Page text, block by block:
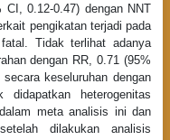
0.12-0.47) dengan NNT
pengikatan terjadi pada
Tidak terlihat adanya
dengan RR, 0.71 (95%
keseluruhan dengan
heterogenitas
meta analisis ini dan
dilakukan analisis